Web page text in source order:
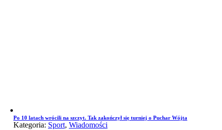
Po 10 latach wrócili na szczyt. Tak zakończył się turniej o Puchar Wójta
Kategoria: Sport, Wiadomości